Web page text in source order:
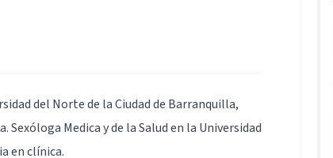
del Norte de la Ciudad de Barranquilla,
Medica y de la Salud en la Universidad
en clínica.